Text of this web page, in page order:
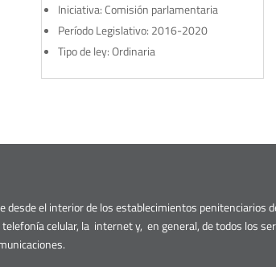
Iniciativa: Comisión parlamentaria
Período Legislativo: 2016-2020
Tipo de ley: Ordinaria
desde el interior de los establecimientos penitenciarios
celular, la internet y, en general, de todos los